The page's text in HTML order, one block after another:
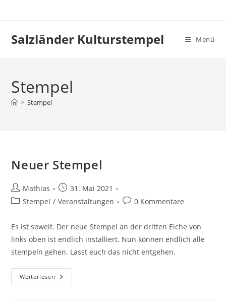
Salzländer Kulturstempel Menü
Stempel
> Stempel
Neuer Stempel
Beitrags-
Autor:
Mathias
Beitrag
veröffentlicht:
31. Mai 2021
Beitrags-
Stempel / Veranstaltungen
Beitrags-
0 Kommentare
Es ist soweit. Der neue Stempel an der dritten Eiche von
links oben ist endlich installiert. Nun können endlich alle
stempeln gehen. Lasst euch das nicht entgehen.
Weiterlesen Neuer
Stempel